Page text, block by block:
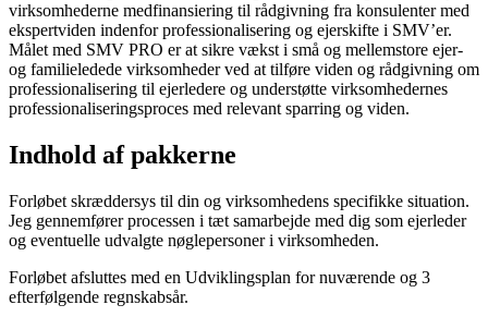
virksomhederne medfinansiering til rådgivning fra konsulenter med
ekspertviden indenfor professionalisering og ejerskifte i SMV’er.
Målet med SMV PRO er at sikre vækst i små og mellemstore ejer-
og familieledede virksomheder ved at tilføre viden og rådgivning om
professionalisering til ejerledere og understøtte virksomhedernes
professionaliseringsproces med relevant sparring og viden.
Indhold af pakkerne
Forløbet skræddersys til din og virksomhedens specifikke situation.
Jeg gennemfører processen i tæt samarbejde med dig som ejerleder
og eventuelle udvalgte nøglepersoner i virksomheden.
Forløbet afsluttes med en Udviklingsplan for nuværende og 3
efterfølgende regnskabsår.